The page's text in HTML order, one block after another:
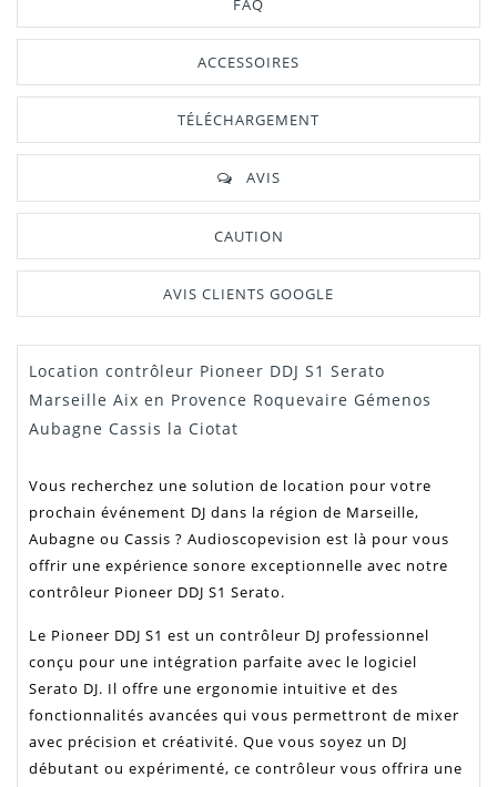
FAQ
ACCESSOIRES
TÉLÉCHARGEMENT
AVIS
CAUTION
AVIS CLIENTS GOOGLE
Manuel /
Notice
Télécharger Dans L'onglet
"Téléchargement"
Location contrôleur Pioneer DDJ S1 Serato
Marseille Aix en Provence Roquevaire Gémenos
Aubagne Cassis la Ciotat
Vous recherchez une solution de location pour votre
prochain événement DJ dans la région de Marseille,
Aubagne ou Cassis ? Audioscopevision est là pour vous
offrir une expérience sonore exceptionnelle avec notre
contrôleur Pioneer DDJ S1 Serato.
Le Pioneer DDJ S1 est un contrôleur DJ professionnel
conçu pour une intégration parfaite avec le logiciel
Serato DJ. Il offre une ergonomie intuitive et des
fonctionnalités avancées qui vous permettront de mixer
avec précision et créativité. Que vous soyez un DJ
débutant ou expérimenté, ce contrôleur vous offrira une